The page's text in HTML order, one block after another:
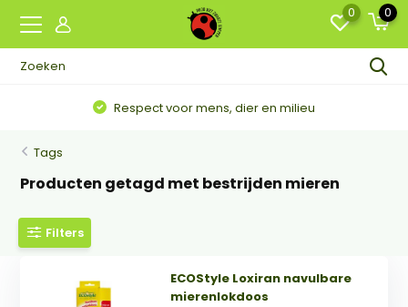
0 0
Respect voor mens, dier en milieu
Tags
Producten getagd met bestrijden mieren
Filters
ECOStyle Loxiran navulbare
mierenlokdoos